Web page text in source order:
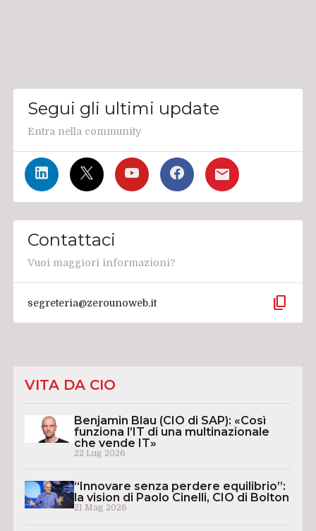
Segui gli ultimi update
Entra nella community
Contattaci
Vuoi maggiori informazioni?
segreteria@zerounoweb.it content_copy
VITA DA CIO
Benjamin Blau (CIO di SAP): «Così
funziona l’IT di una multinazionale
che vende IT»
22 Lug 2026
“Innovare senza perdere equilibrio”:
la vision di Paolo Cinelli, CIO di Bolton
21 Mag 2026